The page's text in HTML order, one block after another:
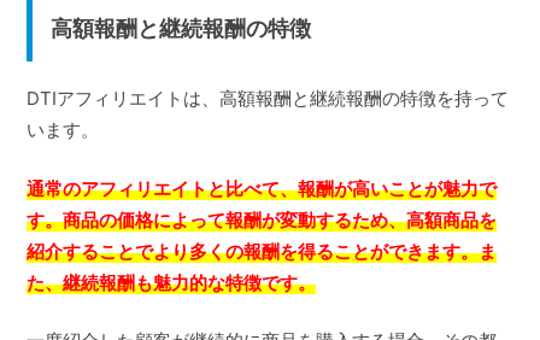
高額報酬と継続報酬の特徴
DTIアフィリエイトは、高額報酬と継続報酬の特徴を持って
います。
通常のアフィリエイトと比べて、報酬が高いことが魅力で
す。商品の価格によって報酬が変動するため、高額商品を
紹介することでより多くの報酬を得ることができます。ま
た、継続報酬も魅力的な特徴です。